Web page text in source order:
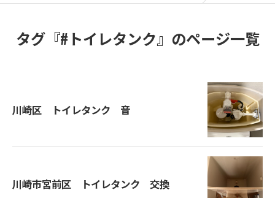
タグ『#トイレタンク』のページ一覧
川崎区 トイレタンク 音
川崎市宮前区 トイレタンク 交換